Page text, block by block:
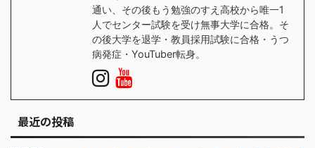
通い、その後もう勉強のすえ高校から唯一1
人でセンター試験を受け無事大学に合格。そ
の後大学を退学・教員採用試験に合格・うつ
病発症・YouTuber転身。
最近の投稿